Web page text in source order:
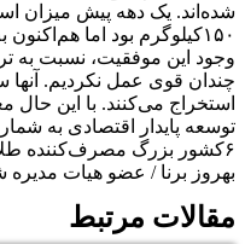
شده‌اند. یک دهه پیش میزان
وجود این موفقیت، نسبت به
استخراج می‌کنند. با این حال
توسعه پایدار اقتصادی به
۶کشور بزرگ مصرف‌کننده طلا در جهان است.
بهروز برنا / عضو هیات مدیره
مقالات مرتبط